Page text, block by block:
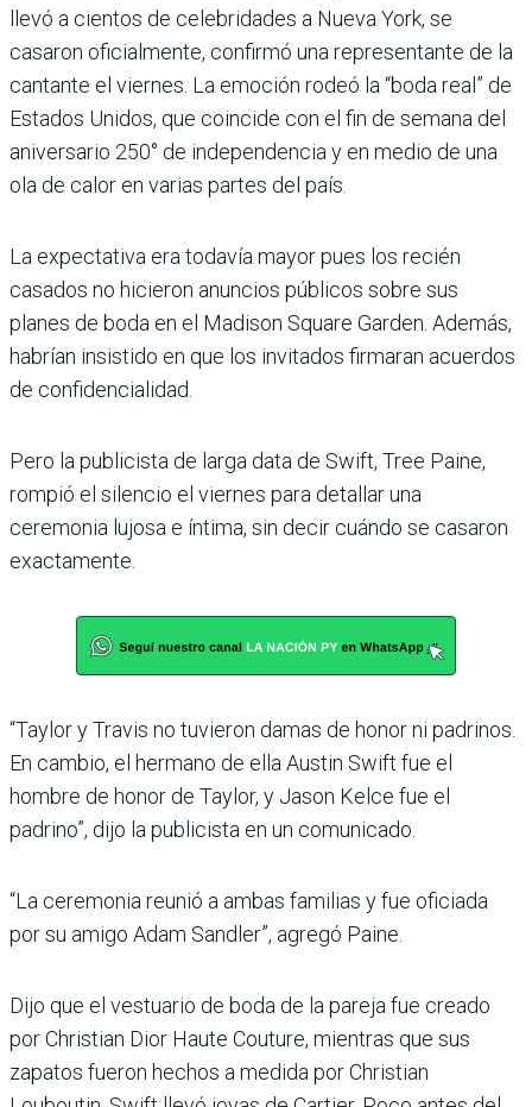
llevó a cientos de celebridades a Nueva York, se
casaron oficialmente, confirmó una representante de la
cantante el viernes. La emoción rodeó la “boda real” de
Estados Unidos, que coincide con el fin de semana del
aniversario 250° de independencia y en medio de una
ola de calor en varias partes del país.
La expectativa era todavía mayor pues los recién
casados no hicieron anuncios públicos sobre sus
planes de boda en el Madison Square Garden. Además,
habrían insistido en que los invitados firmaran acuerdos
de confidencialidad.
Pero la publicista de larga data de Swift, Tree Paine,
rompió el silencio el viernes para detallar una
ceremonia lujosa e íntima, sin decir cuándo se casaron
exactamente.
“Taylor y Travis no tuvieron damas de honor ni padrinos.
En cambio, el hermano de ella Austin Swift fue el
hombre de honor de Taylor, y Jason Kelce fue el
padrino”, dijo la publicista en un comunicado.
“La ceremonia reunió a ambas familias y fue oficiada
por su amigo Adam Sandler”, agregó Paine.
Dijo que el vestuario de boda de la pareja fue creado
por Christian Dior Haute Couture, mientras que sus
zapatos fueron hechos a medida por Christian